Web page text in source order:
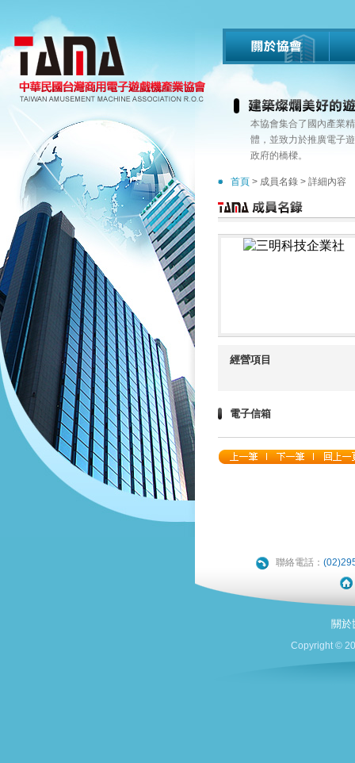
本協會集合了國內產業
體，並致力於推廣電子
政府的橋樑。
首頁> 成員名錄> 詳細內容
經營項目
電子信箱
聯絡電話：
關於
Copyright ©